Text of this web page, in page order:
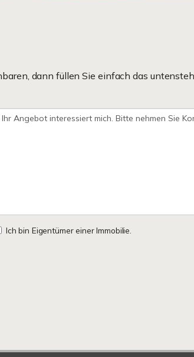
dann füllen Sie einfach das
Ich bin Eigentümer einer Immobilie.